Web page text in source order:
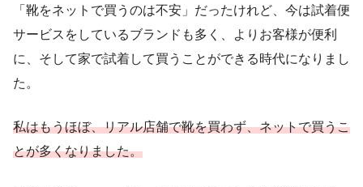
「靴をネットで買うのは不安」だったけれど、今は試着便
サービスをしているブランドも多く、よりお客様が便利
に、そして家で試着して買うことができる時代になりまし
た。
私はもうほぼ、リアル店舗で靴を買わず、ネットで買うこ
とが多くなりました。